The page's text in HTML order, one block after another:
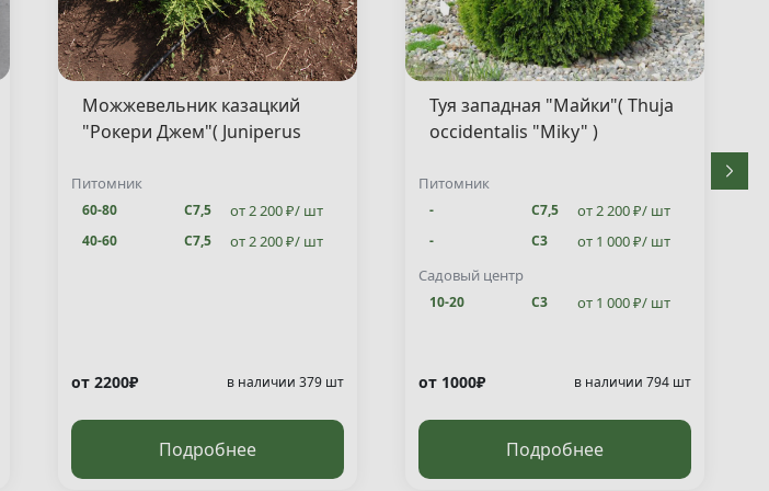
Можжевельник казацкий
"Рокери Джем"( Juniperus
Питомник
60-80 С7,5 от 2 200 ₽/ шт
40-60 С7,5 от 2 200 ₽/ шт
от 2200₽ в наличии 379 шт
Подробнее
Туя западная "Майки"( Thuja
occidentalis "Miky" )
Питомник
- С7,5 от 2 200 ₽/ шт
- С3 от 1 000 ₽/ шт
10-20
Садовый центр
10-20 С3 от 1 000 ₽/ шт
от 1000₽ в наличии 794 шт
Подробнее